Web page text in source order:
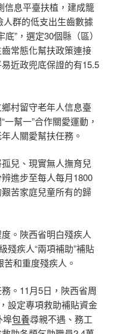
信息平臺扶植，建成籠
群的低支出生齒數據
”，選定30個縣（區）
常態化幫扶政策連接
近政兜底保證的有15.5
村留守老年人信息臺
幫一”合作關愛運動，
人關愛幫扶任務。
兒、現實無人撫育兒
進步至每人每月1800
苦家庭兒童所有的歸
。陜西省明白殘疾人
殘疾人“兩項補助”補貼
和重度殘疾人。
。11月5日，陜西省周
設定專項救助補貼資金
埠包養尋親不遇、務工